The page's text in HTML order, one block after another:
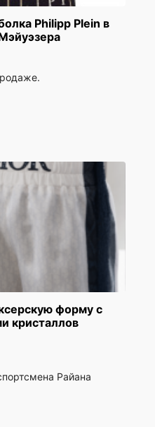
Philipp Plein в
форму с
кристаллов
Райана